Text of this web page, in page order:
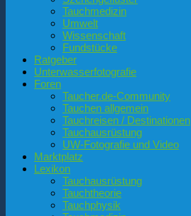
Tauchmedizin
Umwelt
Wissenschaft
Fundstücke
Ratgeber
Unterwasserfotografie
Foren
Taucher.de-Community
Tauchen allgemein
Tauchreisen / Destinationen
Tauchausrüstung
UW-Fotografie und Video
Marktplatz
Lexikon
Tauchausrüstung
Tauchtheorie
Tauchphysik